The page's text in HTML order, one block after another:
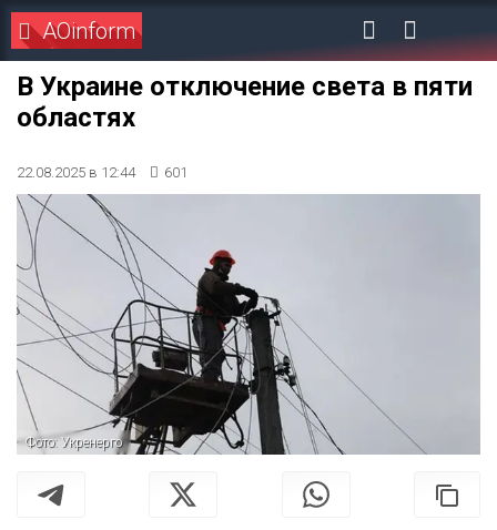
AOinform
В Украине отключение света в пяти
областях
22.08.2025 в 12:44 601
Фото: Укренерго